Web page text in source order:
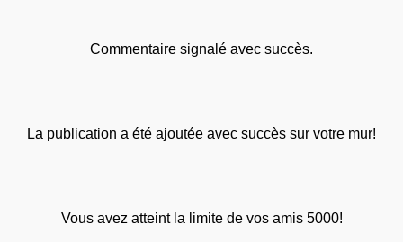
Commentaire signalé avec succès.
La publication a été ajoutée avec succès sur votre mur!
Vous avez atteint la limite de vos amis 5000!